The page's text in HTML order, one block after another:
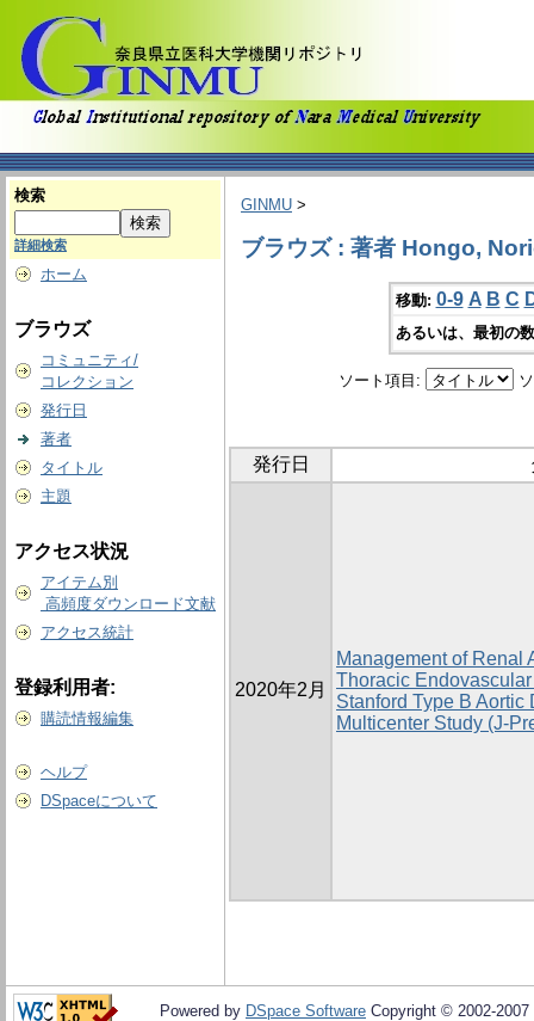
検索
詳細検索
ホーム
ブラウズ
コミュニティ/
コレクション
発行日
著者
タイトル
主題
アクセス状況
アイテム別
高頻度ダウンロード文献
アクセス統計
登録利用者:
購読情報編集
ヘルプ
DSpaceについて
GINMU >
ブラウズ : 著者 Hongo,
移動: 0-9 A B C
あるいは、最初の
ソート項目:
発行日
2020年2月
Management of Renal
Thoracic
Stanford Type B
Multicenter Study (J-
Powered by DSpace Software Copyright © 2002-2007